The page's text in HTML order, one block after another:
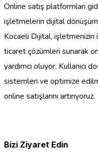
Online satış platformları
işletmelerin dijital
Kocaeli Dijital, işletmenizin
ticaret çözümleri sunarak
yardımcı oluyor. Kullanıcı
sistemleri ve optimize
online satışlarını artırıyoruz.
Bizi Ziyaret Edin